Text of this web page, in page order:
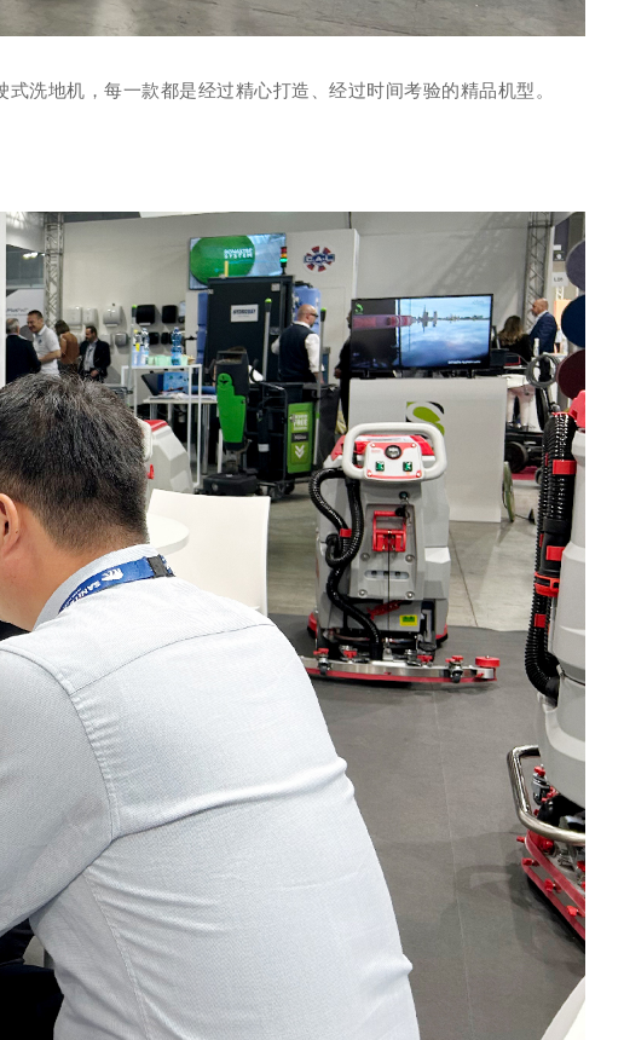
洗地机，每一款都是经过精心打造、经过时间考验的精品机型。